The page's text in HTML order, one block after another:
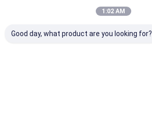
1:02 AM
Good day, what product are you looking for?